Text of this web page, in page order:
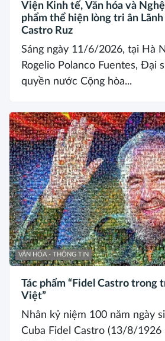
Viện Kinh tế, Văn hóa và
phẩm thể hiện lòng tri ân Lãnh
Castro Ruz
Sáng ngày 11/6/2026, tại Hà
Rogelio Polanco Fuentes, Đại
quyền nước Cộng hòa...
VĂN HÓA - THÔNG TIN
Tác phẩm “Fidel Castro trong
Việt”
Nhân kỷ niệm 100 năm ngày
Cuba Fidel Castro (13/8/